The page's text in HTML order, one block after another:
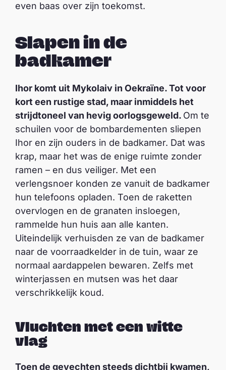
even baas over zijn toekomst.
Slapen in de
badkamer
Ihor komt uit Mykolaiv in Oekraïne. Tot voor
kort een rustige stad, maar inmiddels het
strijdtoneel van hevig oorlogsgeweld. Om te
schuilen voor de bombardementen sliepen
Ihor en zijn ouders in de badkamer. Dat was
krap, maar het was de enige ruimte zonder
ramen – en dus veiliger. Met een
verlengsnoer konden ze vanuit de badkamer
hun telefoons opladen. Toen de raketten
overvlogen en de granaten insloegen,
rammelde hun huis aan alle kanten.
Uiteindelijk verhuisden ze van de badkamer
naar de voorraadkelder in de tuin, waar ze
normaal aardappelen bewaren. Zelfs met
winterjassen en mutsen was het daar
verschrikkelijk koud.
Vluchten met een witte
vlag
Toen de gevechten steeds dichtbij kwamen,